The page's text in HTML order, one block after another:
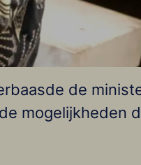
de
mogelijkheden